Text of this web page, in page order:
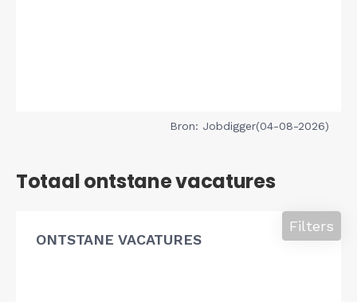
Bron: Jobdigger(04-08-2026)
Totaal ontstane vacatures
ONTSTANE VACATURES
Filters